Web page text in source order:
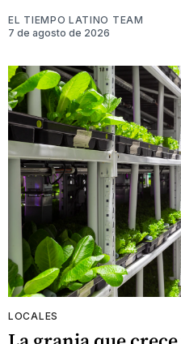
EL TIEMPO LATINO TEAM
7 de agosto de 2026
LOCALES